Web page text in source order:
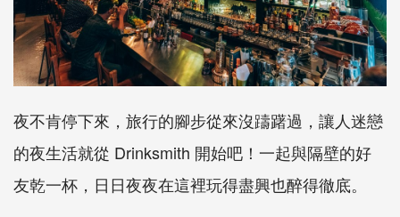
夜不肯停下來，旅行的腳步從來沒躊躇過，讓人迷戀
的夜生活就從 Drinksmith 開始吧！一起與隔壁的好
友乾一杯，日日夜夜在這裡玩得盡興也醉得徹底。